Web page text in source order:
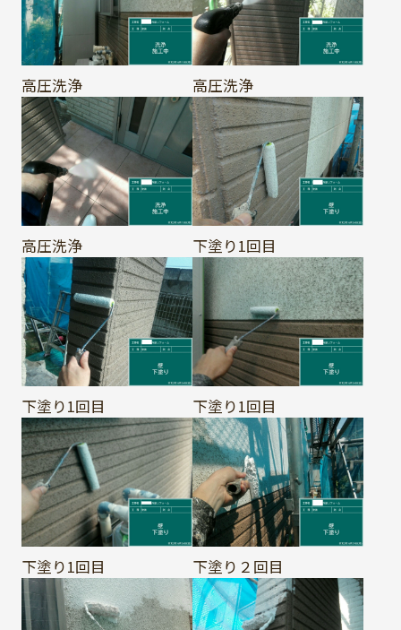
高圧洗浄 高圧洗浄
高圧洗浄 下塗り1回目
下塗り1回目 下塗り1回目
下塗り1回目 下塗り２回目